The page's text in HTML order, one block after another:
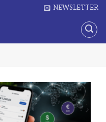
NEWSLETTER